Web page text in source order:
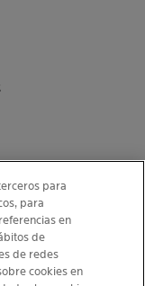
para
para
en
de
de redes
cookies en